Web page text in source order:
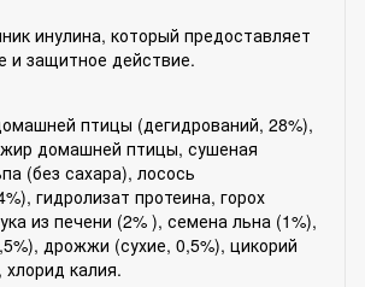
инулина, который предоставляет
и защитное действие.
птицы (дегидрований, 28%),
жир домашней птицы, сушеная
(без сахара), лосось
гидролизат протеина, горох
из печени (2% ), семена льна (1%),
дрожжи (сухие, 0,5%), цикорий
калия.